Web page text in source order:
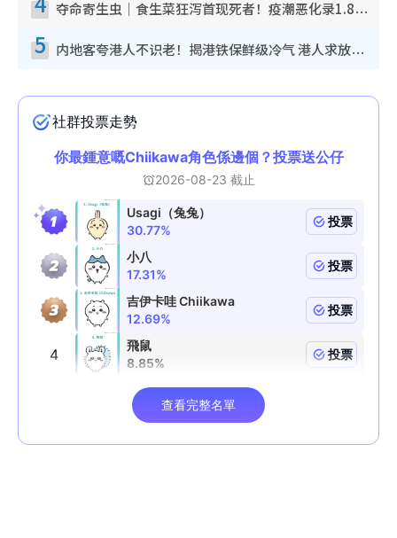
夺命寄生虫｜食生菜狂泻首现死者！疫潮恶化录1.8万宗病例 揭洗菜3大谬误
5 内地客夸港人不识老！揭港铁保鲜级冷气 港人求放过：别投诉